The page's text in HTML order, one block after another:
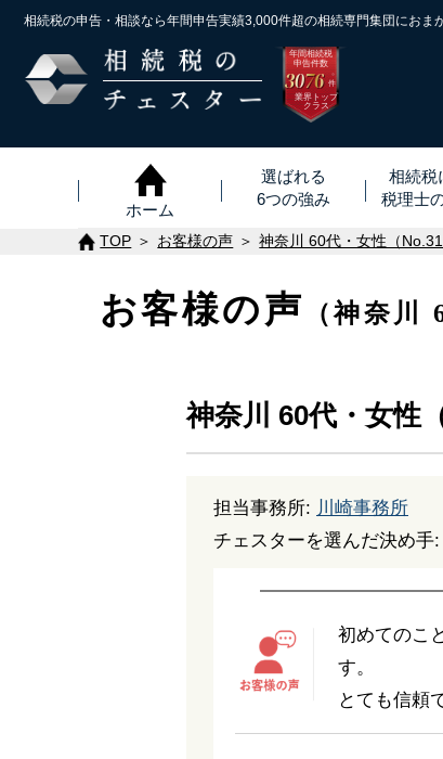
相続税の申告・相談なら年間申告実績3,000件超の相続専門集団におま
年間相続税
申告件数
3076 ※
件
業界トップ
クラス
ホーム
選ばれる
6つの強み
相続税
税理士
TOP お客様の声 神奈川 60代・女性（
お客様の声 （神奈川
神奈川 60代・女性
担当事務所: 川崎事務所
チェスターを選んだ決め手:
初めてのこ
す。
とても信頼